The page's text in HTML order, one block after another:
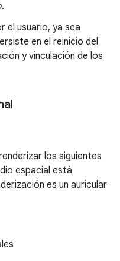
.
el usuario, ya sea
en el reinicio del
y vinculación de los
los siguientes
espacial está
es un auricular